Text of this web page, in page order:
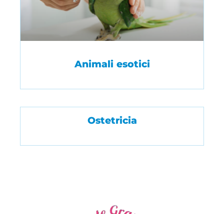
Animali esotici
Ostetricia